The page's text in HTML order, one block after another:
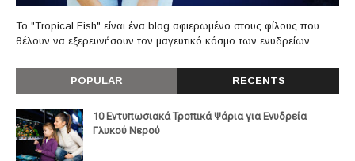
Το "Tropical Fish" είναι ένα blog αφιερωμένο στους φίλους που
θέλουν να εξερευνήσουν τον μαγευτικό κόσμο των ενυδρείων.
POPULAR RECENTS
10 Εντυπωσιακά Τροπικά Ψάρια για Ενυδρεία
Γλυκού Νερού